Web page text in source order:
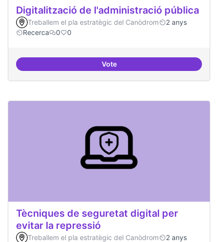
Digitalització de l'administració pública
Treballem el pla estratègic del Canòdrom
2 anys
Recerca
0 0
VoteDigitalització de l'administració
Tècniques de seguretat digital per
evitar la repressió
Treballem el pla estratègic del Canòdrom
2 anys